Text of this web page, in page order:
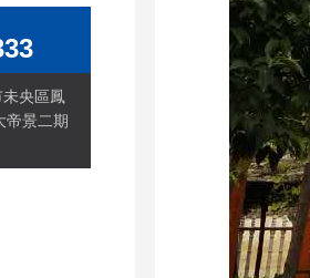
央區鳳
帝景二期